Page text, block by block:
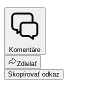
Komentáre
Zdielať
Skopírovať odkaz